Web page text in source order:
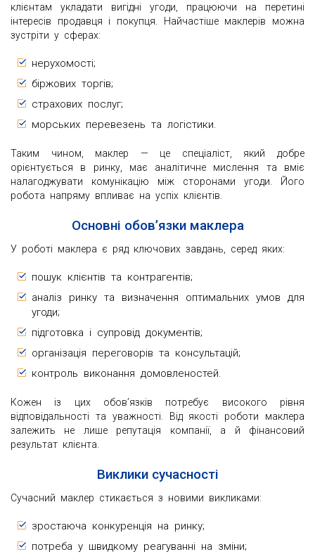
клієнтам укладати вигідні угоди, працюючи на перетині
інтересів продавця і покупця. Найчастіше маклерів можна
зустріти у сферах:
нерухомості;
біржових торгів;
страхових послуг;
морських перевезень та логістики.
Таким чином, маклер — це спеціаліст, який добре
орієнтується в ринку, має аналітичне мислення та вміє
налагоджувати комунікацію між сторонами угоди. Його
робота напряму впливає на успіх клієнтів.
Основні обов’язки маклера
У роботі маклера є ряд ключових завдань, серед яких:
пошук клієнтів та контрагентів;
аналіз ринку та визначення оптимальних умов для
угоди;
підготовка і супровід документів;
організація переговорів та консультацій;
контроль виконання домовленостей.
Кожен із цих обов’язків потребує високого рівня
відповідальності та уважності. Від якості роботи маклера
залежить не лише репутація компанії, а й фінансовий
результат клієнта.
Виклики сучасності
Сучасний маклер стикається з новими викликами:
зростаюча конкуренція на ринку;
потреба у швидкому реагуванні на зміни;